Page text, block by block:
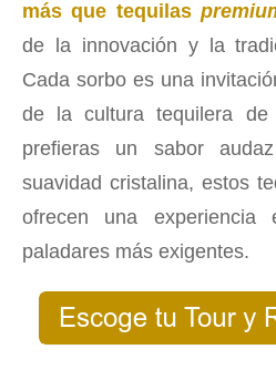
más que tequilas
de la innovación y la
Cada sorbo es una
de la cultura tequilera
prefieras un sabor
suavidad cristalina, estos
ofrecen una experiencia
paladares más exigentes.